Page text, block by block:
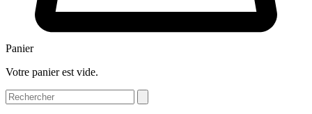
Panier
Votre panier est vide.